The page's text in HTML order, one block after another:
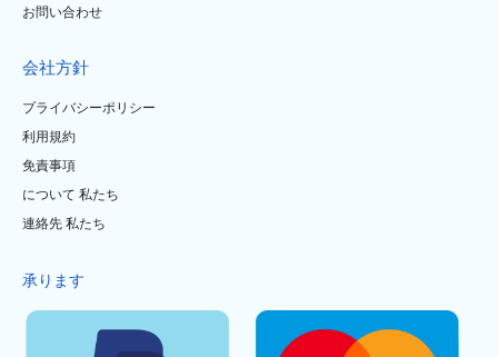
お問い合わせ
会社方針
プライバシーポリシー
利用規約
免責事項
について 私たち
連絡先 私たち
承ります